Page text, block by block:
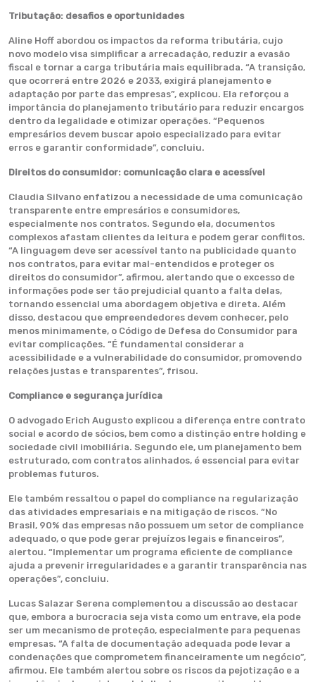
Tributação: desafios e oportunidades
Aline Hoff abordou os impactos da reforma tributária, cujo
novo modelo visa simplificar a arrecadação, reduzir a evasão
fiscal e tornar a carga tributária mais equilibrada. “A transição,
que ocorrerá entre 2026 e 2033, exigirá planejamento e
adaptação por parte das empresas”, explicou. Ela reforçou a
importância do planejamento tributário para reduzir encargos
dentro da legalidade e otimizar operações. “Pequenos
empresários devem buscar apoio especializado para evitar
erros e garantir conformidade”, concluiu.
Direitos do consumidor: comunicação clara e acessível
Claudia Silvano enfatizou a necessidade de uma comunicação
transparente entre empresários e consumidores,
especialmente nos contratos. Segundo ela, documentos
complexos afastam clientes da leitura e podem gerar conflitos.
“A linguagem deve ser acessível tanto na publicidade quanto
nos contratos, para evitar mal-entendidos e proteger os
direitos do consumidor”, afirmou, alertando que o excesso de
informações pode ser tão prejudicial quanto a falta delas,
tornando essencial uma abordagem objetiva e direta. Além
disso, destacou que empreendedores devem conhecer, pelo
menos minimamente, o Código de Defesa do Consumidor para
evitar complicações. “É fundamental considerar a
acessibilidade e a vulnerabilidade do consumidor, promovendo
relações justas e transparentes”, frisou.
Compliance e segurança jurídica
O advogado Erich Augusto explicou a diferença entre contrato
social e acordo de sócios, bem como a distinção entre holding e
sociedade civil imobiliária. Segundo ele, um planejamento bem
estruturado, com contratos alinhados, é essencial para evitar
problemas futuros.
Ele também ressaltou o papel do compliance na regularização
das atividades empresariais e na mitigação de riscos. “No
Brasil, 90% das empresas não possuem um setor de compliance
adequado, o que pode gerar prejuízos legais e financeiros”,
alertou. “Implementar um programa eficiente de compliance
ajuda a prevenir irregularidades e a garantir transparência nas
operações”, concluiu.
Lucas Salazar Serena complementou a discussão ao destacar
que, embora a burocracia seja vista como um entrave, ela pode
ser um mecanismo de proteção, especialmente para pequenas
empresas. “A falta de documentação adequada pode levar a
condenações que comprometem financeiramente um negócio”,
afirmou. Ele também alertou sobre os riscos da pejotização e a